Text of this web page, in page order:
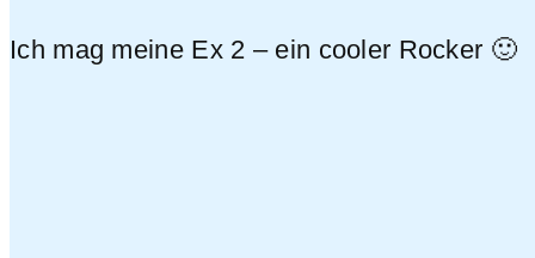
Ich mag meine Ex 2 – ein cooler Rocker 🙂